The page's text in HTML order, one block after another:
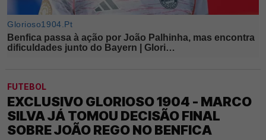
FUTEBOL
EXCLUSIVO GLORIOSO 1904 - MARCO
SILVA JÁ TOMOU DECISÃO FINAL
SOBRE JOÃO REGO NO BENFICA